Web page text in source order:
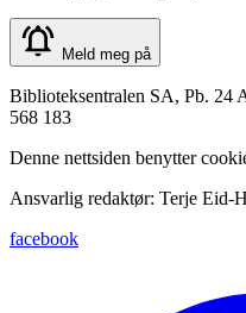
Meld meg på
Biblioteksentralen SA, Pb. 24
568 183
Denne nettsiden benytter
Ansvarlig redaktør: Terje Eid-
facebook